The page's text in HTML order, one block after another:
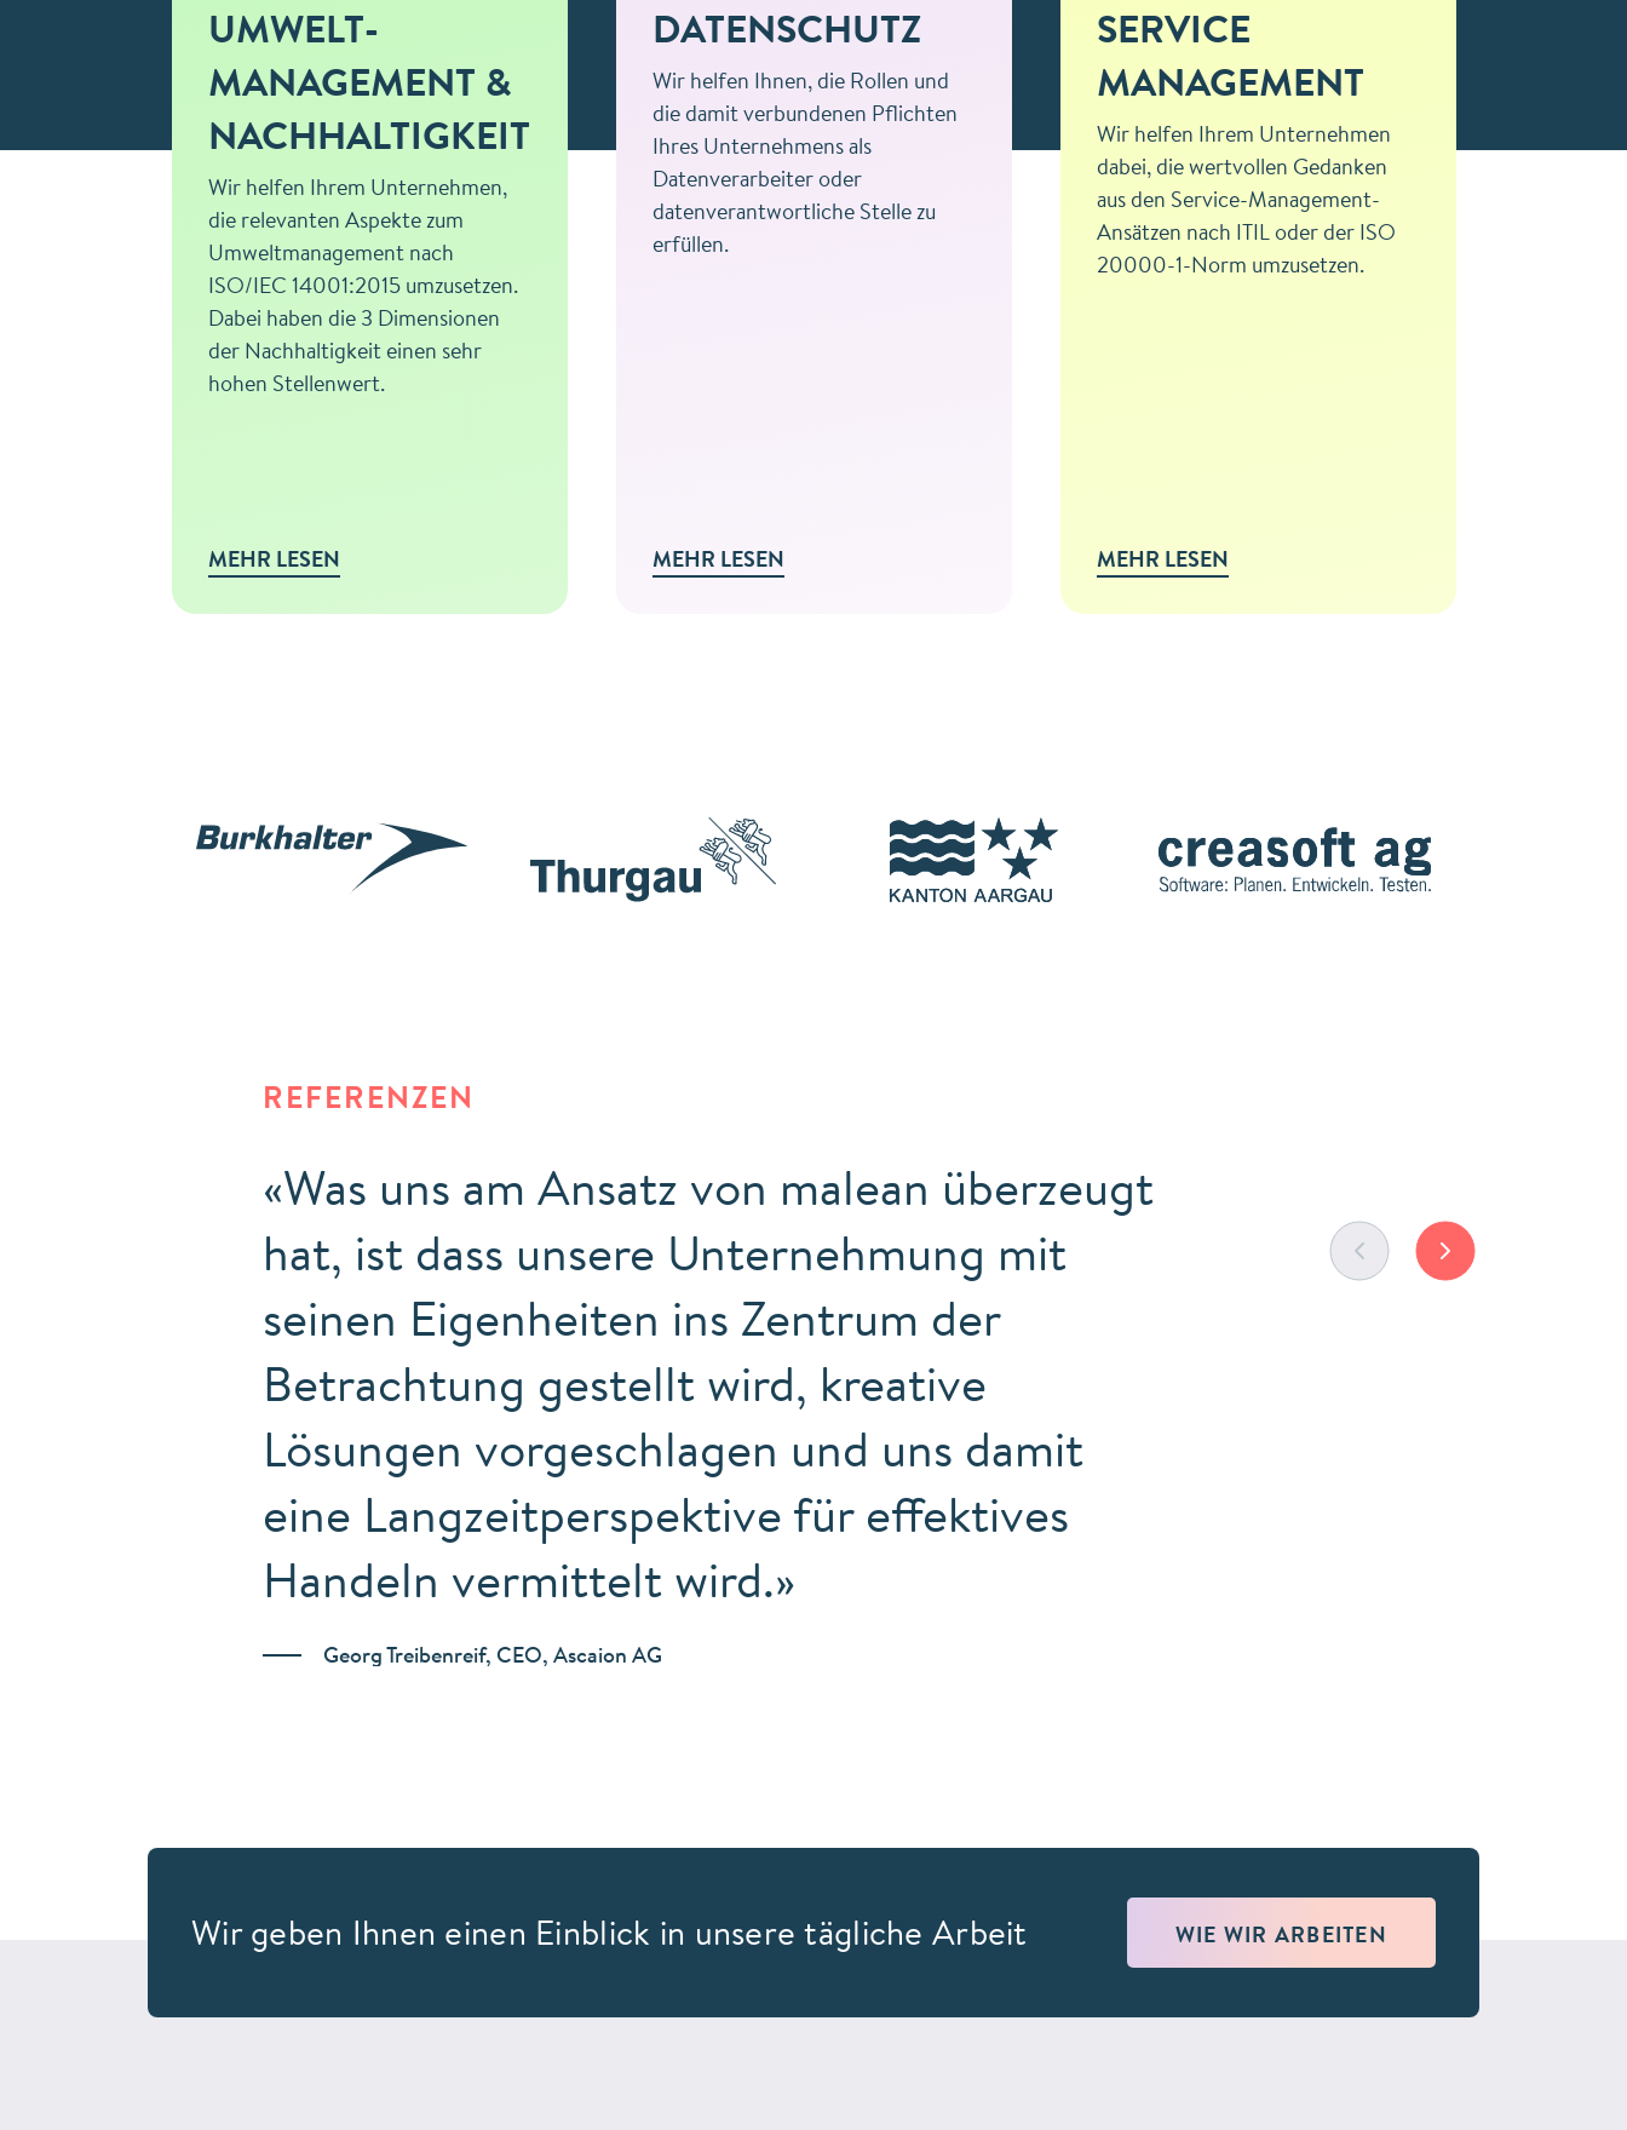
UMWELT­
MANAGEMENT &
NACHHALTIGKEIT
Wir helfen Ihrem Unternehmen,
die relevanten Aspekte zum
Umwelt­management nach
ISO/IEC 14001:2015 umzusetzen.
Dabei haben die 3 Dimensionen
der Nachhaltigkeit einen sehr
hohen Stellenwert.
MEHR LESEN
DATENSCHUTZ
Wir helfen Ihnen, die Rollen und
die damit verbundenen Pflichten
Ihres Unternehmens als
Datenverarbeiter oder
datenverantwortliche Stelle zu
erfüllen.
MEHR LESEN
SERVICE
MANAGEMENT
Wir helfen Ihrem Unternehmen
dabei, die wertvollen Gedanken
aus den Service-Management-
Ansätzen nach ITIL oder der ISO
20000-1-Norm umzusetzen.
MEHR LESEN
REFERENZEN
«Was uns am Ansatz von malean überzeugt
hat, ist dass unsere Unternehmung mit
seinen Eigenheiten ins Zentrum der
Betrachtung gestellt wird, kreative
Lösungen vorgeschlagen und uns damit
eine Langzeitperspektive für effektives
Handeln vermittelt wird.»
Georg Treibenreif, CEO, Ascaion AG
vorheriges Testimonial
nächstes
Wir geben Ihnen einen Einblick in unsere tägliche Arbeit WIE WIR ARBEITEN